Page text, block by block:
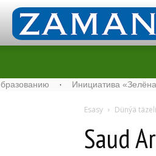
· Инициатива «Зелёная
Esasy Dünýä
Sa­ud